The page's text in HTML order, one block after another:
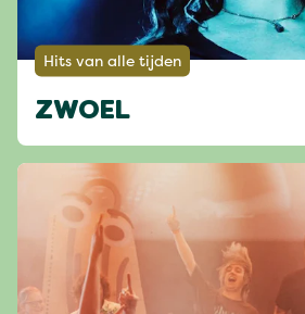
Hits van alle tijden
ZWOEL